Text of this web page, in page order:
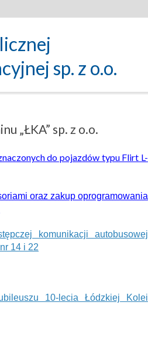
sp. z o.o.
„ŁKA” sp. z o.o.
do pojazdów typu Flirt L-
oraz zakup oprogramowania
komunikacji autobusowej
14 i 22
10-lecia Łódzkiej Kolei